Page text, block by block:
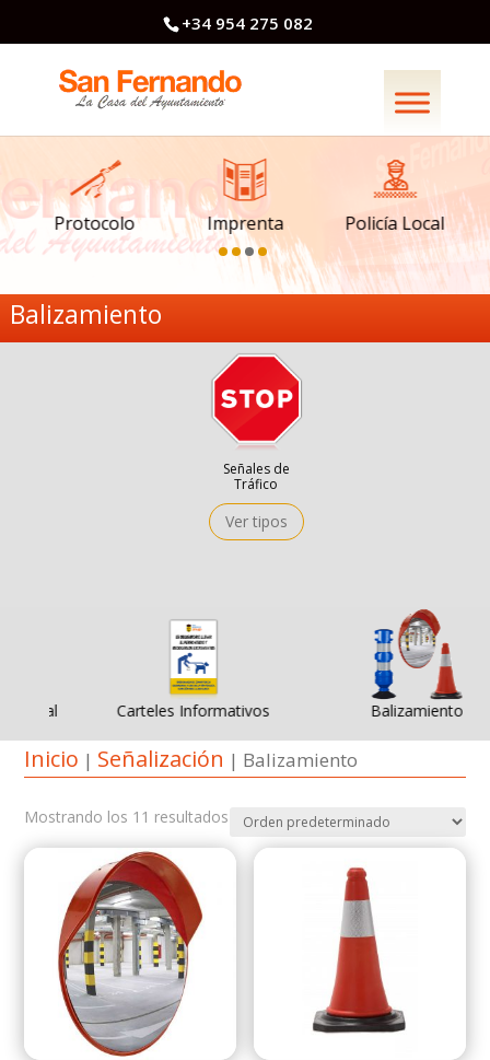
+34 954 275 082
Protocolo Imprenta Policía Local
Balizamiento
Señales de
Tráfico
Ver tipos
Carteles Informativos Balizamiento
Inicio | Señalización | Balizamiento
Mostrando los 11 resultados